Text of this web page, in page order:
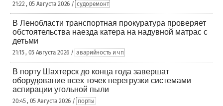
21:22 , 05 Августа 2026 / судоремонт
В Ленобласти транспортная прокуратура проверяет
обстоятельства наезда катера на надувной матрас с
детьми
21:15 , 05 Августа 2026 / аварийность и чп
В порту Шахтерск до конца года завершат
оборудование всех точек перегрузки системами
аспирации угольной пыли
20:45 , 05 Августа 2026 / порты